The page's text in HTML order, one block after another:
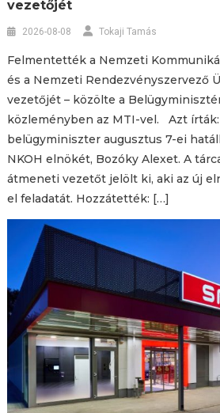
vezetőjét
2026-08-08 Tokaji Tamás
Felmentették a Nemzeti
és a Nemzeti Rendezvényszervező
vezetőjét – közölte a
közleményben az MTI-vel. Azt írták:
belügyminiszter augusztus 7-ei
NKOH elnökét, Bozóky Alexet. A
átmeneti vezetőt jelölt ki, aki az új
el feladatát. Hozzátették: […]